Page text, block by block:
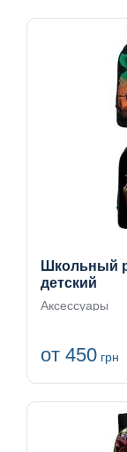
Школьный
детский
Аксессуары
от 450 грн